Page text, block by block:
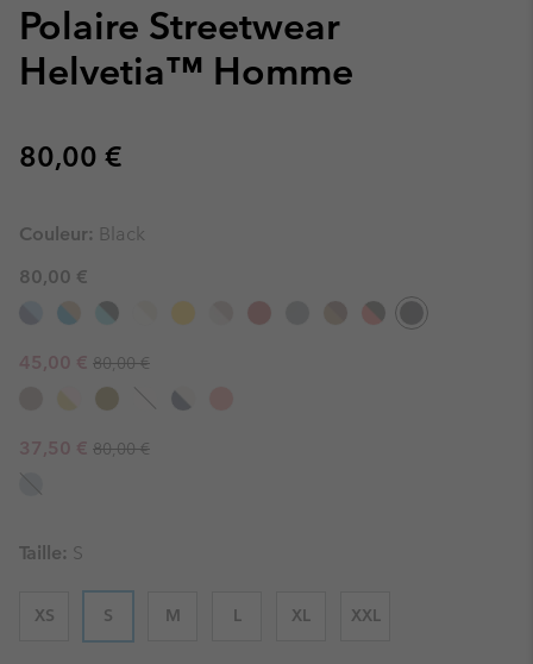
Polaire Streetwear
Helvetia™ Homme
Regular price:
80,00 €
Couleur: Black
80,00 €
Sale price:
45,00 € Regular price:
80,00 €
Sale price:
37,50 € Regular price:
80,00 €
Taille: S
XS S M L XL XXL